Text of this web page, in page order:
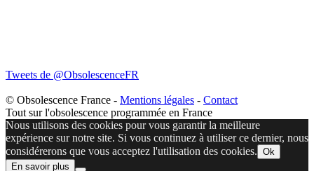
Tweets de @ObsolescenceFR
© Obsolescence France - Mentions légales - Contact
Tout sur l'obsolescence programmée en France
Nous utilisons des cookies pour vous garantir la meilleure
expérience sur notre site. Si vous continuez à utiliser ce dernier, nous
considérerons que vous acceptez l'utilisation des cookies. Ok
En savoir plus